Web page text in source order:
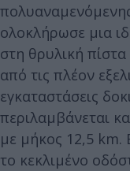
ολοκλήρωσε μια
στη θρυλική
από τις πλέον
εγκαταστάσεις
περιλαμβάνεται
με μήκος 12,5 km.
το κεκλιμένο